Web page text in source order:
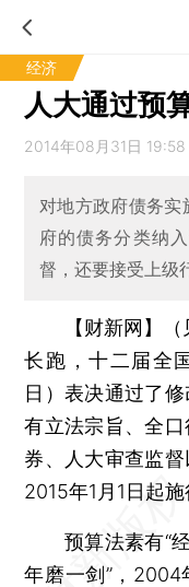
经济
人大通过预
2014年08月31日 19:58
对地方政府债务实
府的债务分类纳
督，还要接受上级
【财新网】
长跑，十二届全
日）表决通过了
有立法宗旨、全
券、人大审查监
2015年1月1日起施
预算法素有“经
年磨一剑”，2004